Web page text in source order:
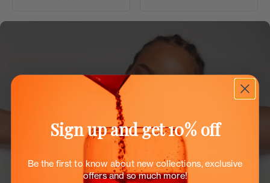
Sign up and get 10% off
Be the first to know about new collections, exclusive
offers and so much more!